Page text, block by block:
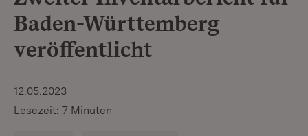
Baden-Württemberg
veröffentlicht
12.05.2023
Lesezeit: 7 Minuten